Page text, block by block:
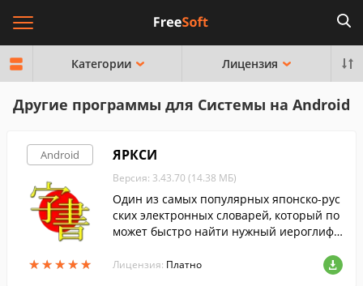
Категории Лицензия
Другие программы для Системы на Android
Android
★★★★★
★★★★★
ЯРКСИ
Версия: 3.43.70 (14.38 МБ)
Один из самых популярных японско-рус
ских электронных словарей, который по
может быстро найти нужный иероглиф
Лицензия: Платно